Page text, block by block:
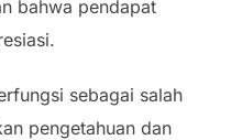
bahwa pendapat
sebagai salah
pengetahuan dan